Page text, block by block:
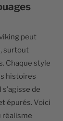
peut
surtout
Chaque style
histoires
de
épurés. Voici
réalisme